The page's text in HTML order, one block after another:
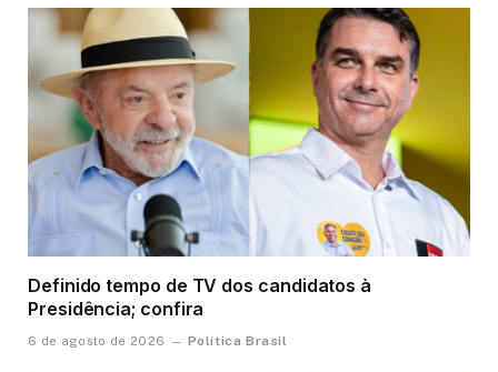
Definido tempo de TV dos candidatos à
Presidência; confira
6 de agosto de 2026 Política Brasil